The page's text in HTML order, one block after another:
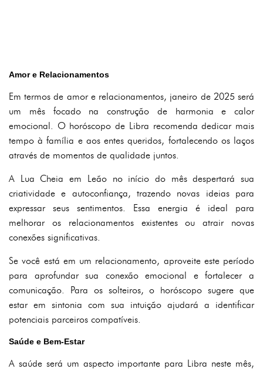
Amor e Relacionamentos
Em termos de amor e relacionamentos, janeiro de 2025 será
um mês focado na construção de harmonia e calor
emocional. O horóscopo de Libra recomenda dedicar mais
tempo à família e aos entes queridos, fortalecendo os laços
através de momentos de qualidade juntos.
A Lua Cheia em Leão no início do mês despertará sua
criatividade e autoconfiança, trazendo novas ideias para
expressar seus sentimentos. Essa energia é ideal para
melhorar os relacionamentos existentes ou atrair novas
conexões significativas.
Se você está em um relacionamento, aproveite este período
para aprofundar sua conexão emocional e fortalecer a
comunicação. Para os solteiros, o horóscopo sugere que
estar em sintonia com sua intuição ajudará a identificar
potenciais parceiros compatíveis.
Saúde e Bem-Estar
A saúde será um aspecto importante para Libra neste mês,